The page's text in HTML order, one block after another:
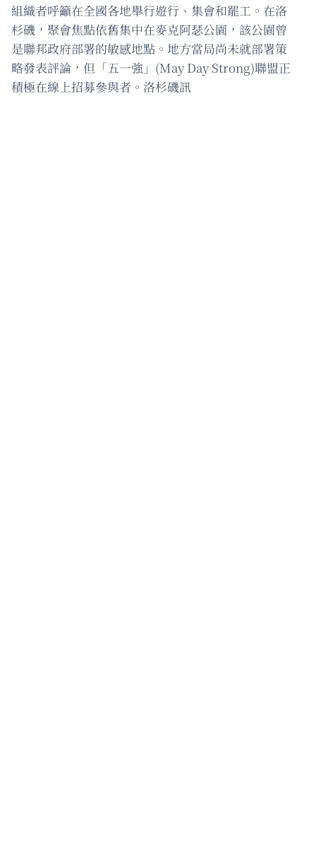
組織者呼籲在全國各地舉行遊行、集會和罷工。在洛
杉磯，聚會焦點依舊集中在麥克阿瑟公園，該公園曾
是聯邦政府部署的敏感地點。地方當局尚未就部署策
略發表評論，但「五一強」(May Day Strong)聯盟正
積極在線上招募參與者。洛杉磯訊